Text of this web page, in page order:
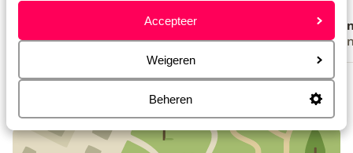
Accepteer
Weigeren
Beheren
Met partner
prima.
prima.
Bekijk alle 93 ervaringen